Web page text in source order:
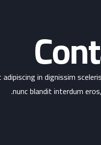
adipiscing in dignissim
nunc blandit interdum